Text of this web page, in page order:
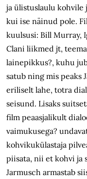
ja ülistuslaulu kohvile
kui ise näinud pole.
kuulsusi: Bill Murray,
Clani liikmed jt,
lainepikkus?, kuhu
satub ning mis peaks
eriliselt lahe, totra
seisund. Lisaks
film peaasjalikult
vaimukusega?
kohvikukülastaja
piisata, nii et kohvi ja
Jarmusch armastab